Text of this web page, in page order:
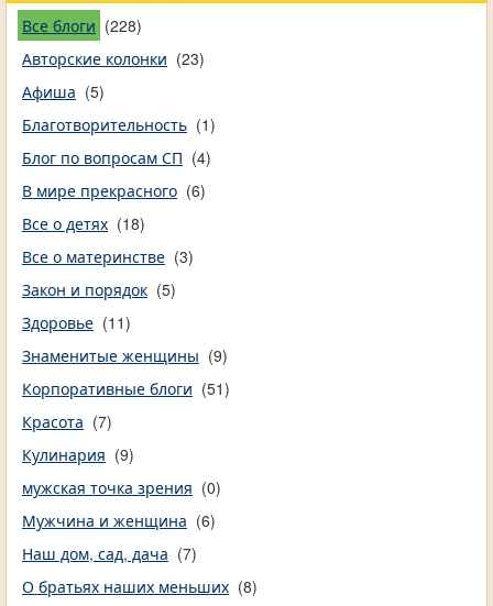
Все блоги (228)
Авторские колонки (23)
Афиша (5)
Благотворительность (1)
Блог по вопросам СП (4)
В мире прекрасного (6)
Все о детях (18)
Все о материнстве (3)
Закон и порядок (5)
Здоровье (11)
Знаменитые женщины (9)
Корпоративные блоги (51)
Красота (7)
Кулинария (9)
мужская точка зрения (0)
Мужчина и женщина (6)
Наш дом, сад, дача (7)
О братьях наших меньших (8)